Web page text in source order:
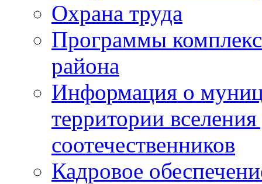
Охрана труда
Программы
района
Информация о
территории
соотечественников
Кадровое